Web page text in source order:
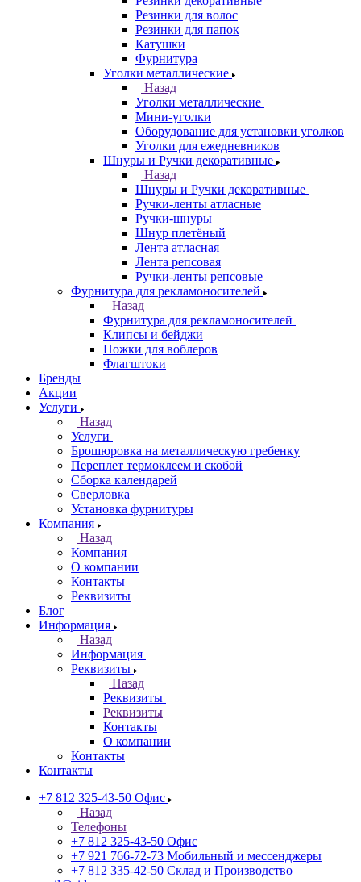
Резинки для волос
Резинки для папок
Катушки
Фурнитура
Уголки металлические
Назад
Уголки металлические
Мини-уголки
Оборудование для установки уголков
Уголки для ежедневников
Шнуры и Ручки декоративные
Назад
Шнуры и Ручки декоративные
Ручки-ленты атласные
Ручки-шнуры
Шнур плетёный
Лента атласная
Лента репсовая
Ручки-ленты репсовые
Фурнитура для рекламоносителей
Назад
Фурнитура для рекламоносителей
Клипсы и бeйджи
Ножки для воблеров
Флагштоки
Бренды
Акции
Услуги
Назад
Услуги
Брошюровка на металлическую гребенку
Переплет термоклеем и скобой
Сборка календарей
Сверловка
Установка фурнитуры
Компания
Назад
Компания
О компании
Контакты
Реквизиты
Блог
Информация
Назад
Информация
Реквизиты
Назад
Реквизиты
Реквизиты
Контакты
О компании
Контакты
Контакты
+7 812 325-43-50 Офис
Назад
Телефоны
+7 812 325-43-50 Офис
+7 921 766-72-73 Мобильный и мессенджеры
+7 812 335-42-50 Склад и Производство